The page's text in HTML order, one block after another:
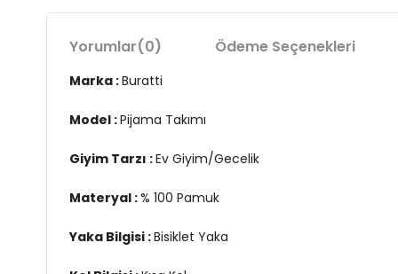
Yorumlar(0) Ödeme Seçenekleri
Marka :Buratti
Model :Pijama Takımı
Giyim Tarzı :Ev Giyim/Gecelik
Materyal :% 100 Pamuk
Yaka Bilgisi :Bisiklet Yaka